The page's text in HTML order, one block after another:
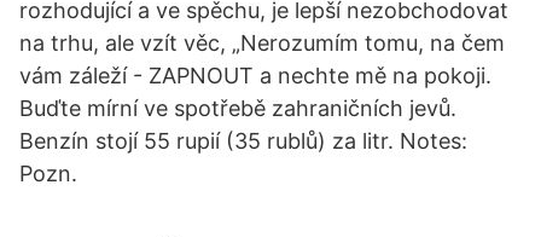
rozhodující a ve spěchu, je lepší nezobchodovat
na trhu, ale vzít věc, „Nerozumím tomu, na čem
vám záleží - ZAPNOUT a nechte mě na pokoji.
Buďte mírní ve spotřebě zahraničních jevů.
Benzín stojí 55 rupií (35 rublů) za litr. Notes:
Pozn.